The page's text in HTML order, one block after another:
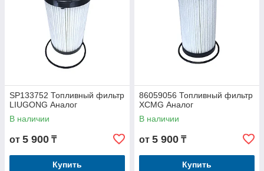
SP133752 Топливный фильтр
LIUGONG Аналог
В наличии
от 5 900 ₸
Купить
86059056 Топливный фильтр
XCMG Аналог
В наличии
от 5 900 ₸
Купить